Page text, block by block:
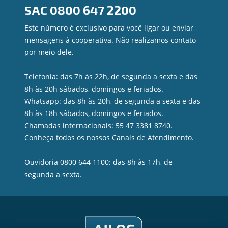
Ouvidoria
SAC 0800 647 2200
Este número é exclusivo para você ligar ou enviar
mensagens à cooperativa. Não realizamos contato
por meio dele.
Telefonia: das 7h às 22h, de segunda a sexta e das
8h às 20h sábados, domingos e feriados.
Whatsapp: das 8h às 20h, de segunda a sexta e das
8h às 18h sábados, domingos e feriados.
Chamadas internacionais: 55 47 3381 8740.
Conheça todos os nossos Canais de Atendimento.
Ouvidoria 0800 644 1100: das 8h às 17h, de
segunda a sexta.